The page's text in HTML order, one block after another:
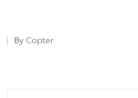
Posted
By Copter